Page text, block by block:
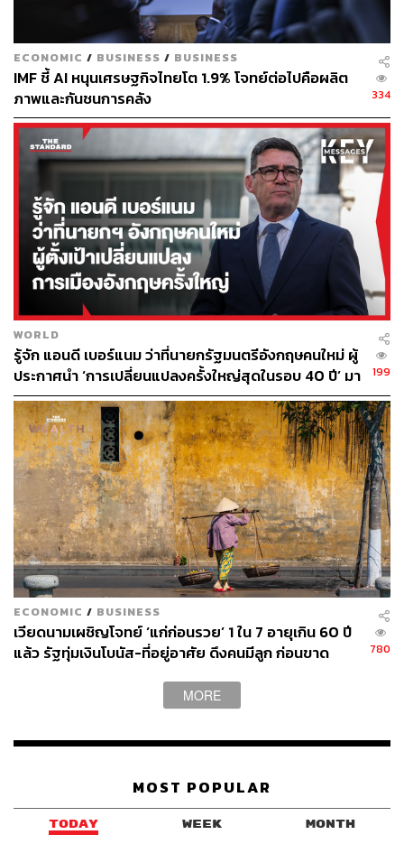
31
ABOUT THE AUTHOR
ณรงค์กร มโนจันทร์เพ็ญ
Content Creator กองบรรณาธิการข่าว THE
STANDARD
ECONOMIC / BUSINESS / BUSINESS
IMF ชี้ AI หนุนเศรษฐกิจไทยโต 1.9% โจทย์ต่อไปคือผลิต
ภาพและกันชนการคลัง
334
WORLD
รู้จัก แอนดี เบอร์แนม ว่าที่นายกรัฐมนตรีอังกฤษคนใหม่ ผู้
ประกาศนำ ‘การเปลี่ยนแปลงครั้งใหญ่สุดในรอบ 40 ปี’ มา
สู่การเมืองอังกฤษ
199
ECONOMIC / BUSINESS
เวียดนามเผชิญโจทย์ ‘แก่ก่อนรวย’ 1 ใน 7 อายุเกิน 60 ปี
แล้ว รัฐทุ่มเงินโบนัส-ที่อยู่อาศัย ดึงคนมีลูก ก่อนขาด
780
MORE
MOST POPULAR
TODAY WEEK MONTH